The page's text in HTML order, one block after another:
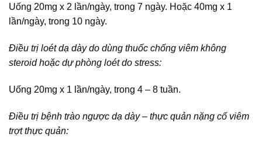
Uống 20mg x 2 lần/ngày, trong 7 ngày. Hoặc 40mg x 1
lần/ngày, trong 10 ngày.
Điều trị loét dạ dày do dùng thuốc chống viêm không
steroid hoặc dự phòng loét do stress:
Uống 20mg x 1 lần/ngày, trong 4 – 8 tuần.
Điều trị bệnh trào ngược dạ dày – thực quản nặng cố viêm
trợt thực quản: